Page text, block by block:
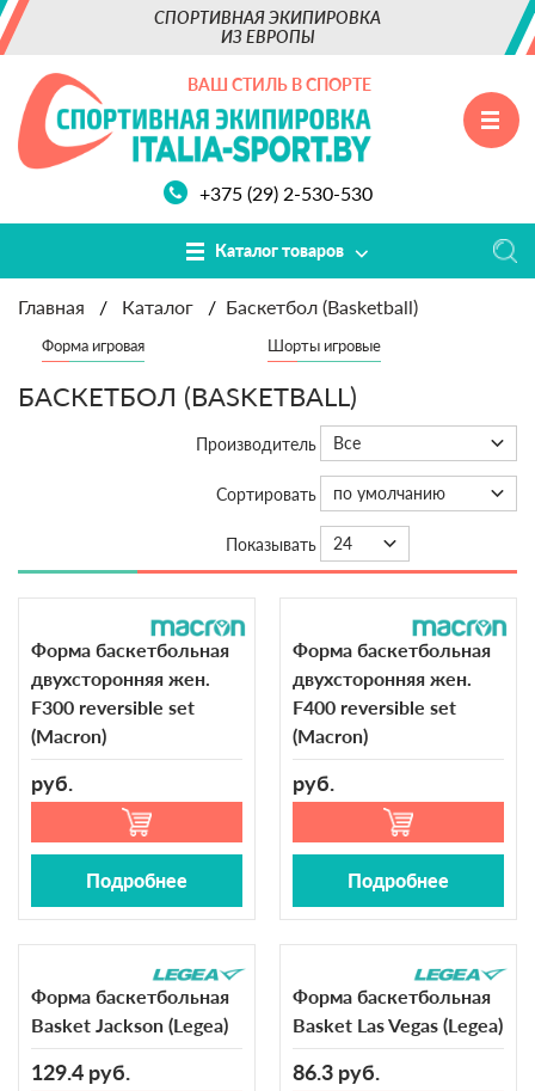
СПОРТИВНАЯ ЭКИПИРОВКА
ИЗ ЕВРОПЫ
ВАШ СТИЛЬ В СПОРТЕ
+375 (29) 2-530-530
Каталог товаров
Главная / Каталог / Баскетбол (Basketball)
Форма игровая Шорты игровые
БАСКЕТБОЛ (BASKETBALL)
Производитель Все
Сортировать по умолчанию
Показывать 24
Форма баскетбольная
двухсторонняя жен.
F300 reversible set
(Macron)
руб.
Подробнее
Форма баскетбольная
двухсторонняя жен.
F400 reversible set
(Macron)
руб.
Подробнее
Форма баскетбольная
Basket Jackson (Legea)
129.4 руб.
Форма баскетбольная
Basket Las Vegas (Legea)
86.3 руб.